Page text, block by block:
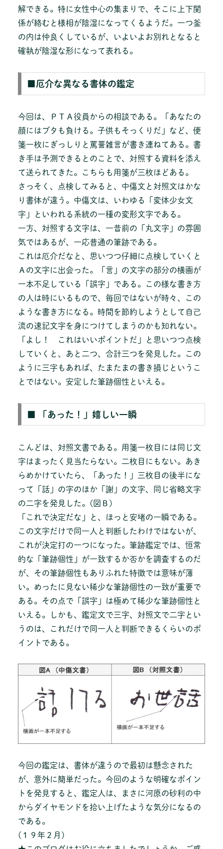
解できる。特に女性中心の集まりで、そこに上下関
係が絡むと様相が陰湿になってくるようだ。一つ釜
の内は仲良くしているが、いよいよお別れとなると
確執が陰湿な形になって表れる。
■厄介な異なる書体の鑑定
今回は、ＰＴＡ役員からの相談である。「あなたの
顔にはブタも負ける。子供もそっくりだ」など、便
箋一枚にぎっしりと罵詈雑言が書き連ねてある。書
き手は予測できるとのことで、対照する資料を添え
て送られてきた。こちらも用箋が三枚ほどある。
さっそく、点検してみると、中傷文と対照文はかな
り書体が違う。中傷文は、いわゆる「変体少女文
字」といわれる系統の一種の変形文字である。
一方、対照する文字は、一昔前の「丸文字」の雰囲
気ではあるが、一応普通の筆跡である。
これは厄介だなと、思いつつ仔細に点検していくと
Ａの文字に出会った。「言」の文字の部分の横画が
一本不足している「誤字」である。この様な書き方
の人は時にいるもので、毎回ではないが時々、この
ような書き方になる。時間を節約しようとして自己
流の速記文字を身につけてしまうのかも知れない。
「よし！ これはいいポイントだ」と思いつつ点検
していくと、あと二つ、合計三つを発見した。この
ように三字もあれば、たまたまの書き損じというこ
とではない。安定した筆跡個性といえる。
■ 「あった！」嬉しい一瞬
こんどは、対照文書である。用箋一枚目には同じ文
字はまったく見当たらない。二枚目にもない。あき
らめかけていたら、「あった！」三枚目の後半にな
って「話」の字のほか「謝」の文字、同じ省略文字
の二字を発見した。(図Ｂ)
「これで決定だな」と、ほっと安堵の一瞬である。
この文字だけで同一人と判断したわけではないが、
これが決定打の一つになった。筆跡鑑定では、恒常
的な「筆跡個性」が一致するか否かを調査するのだ
が、その筆跡個性もありふれた特徴では意味が薄
い。めったに見ない稀少な筆跡個性の一致が重要で
ある。その点で「誤字」は極めて稀少な筆跡個性と
いえる。しかも、鑑定文で三字、対照文で二字とい
うのは、これだけで同一人と判断できるくらいのポ
イントである。
今回の鑑定は、書体が違うので最初は懸念された
が、意外に簡単だった。今回のような明確なポイン
トを発見すると、鑑定人は、まさに河原の砂利の中
からダイヤモンドを拾い上げたような気分になるの
である。
(１９年２月)